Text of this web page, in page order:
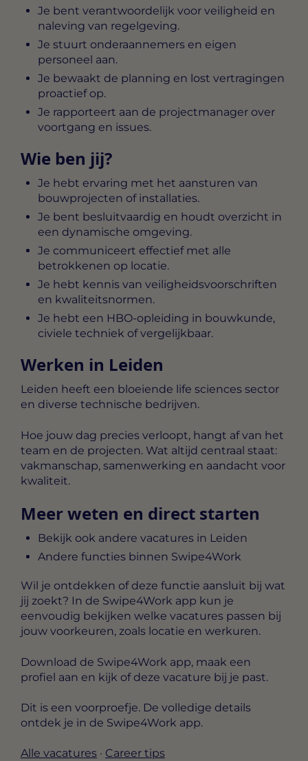
Je bent verantwoordelijk voor veiligheid en
naleving van regelgeving.
Je stuurt onderaannemers en eigen
personeel aan.
Je bewaakt de planning en lost vertragingen
proactief op.
Je rapporteert aan de projectmanager over
voortgang en issues.
Wie ben jij?
Je hebt ervaring met het aansturen van
bouwprojecten of installaties.
Je bent besluitvaardig en houdt overzicht in
een dynamische omgeving.
Je communiceert effectief met alle
betrokkenen op locatie.
Je hebt kennis van veiligheidsvoorschriften
en kwaliteitsnormen.
Je hebt een HBO-opleiding in bouwkunde,
civiele techniek of vergelijkbaar.
Werken in Leiden
Leiden heeft een bloeiende life sciences sector
en diverse technische bedrijven.
Hoe jouw dag precies verloopt, hangt af van het
team en de projecten. Wat altijd centraal staat:
vakmanschap, samenwerking en aandacht voor
kwaliteit.
Meer weten en direct starten
Bekijk ook andere vacatures in Leiden
Andere functies binnen Swipe4Work
Wil je ontdekken of deze functie aansluit bij wat
jij zoekt? In de Swipe4Work app kun je
eenvoudig bekijken welke vacatures passen bij
jouw voorkeuren, zoals locatie en werkuren.
Download de Swipe4Work app, maak een
profiel aan en kijk of deze vacature bij je past.
Dit is een voorproefje. De volledige details
ontdek je in de Swipe4Work app.
Alle vacatures · Career tips